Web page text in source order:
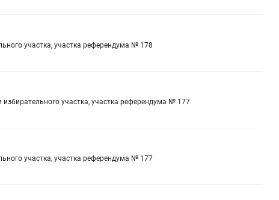
участка, участка референдума № 178
участка, участка референдума № 177
участка, участка референдума № 177